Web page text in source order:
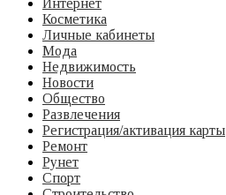
Интернет
Косметика
Личные кабинеты
Мода
Недвижимость
Новости
Общество
Развлечения
Регистрация/активация карты
Ремонт
Рунет
Спорт